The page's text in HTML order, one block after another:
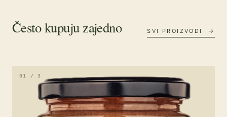
Često kupuju zajedno SVI PROIZVODI →
01 / 3